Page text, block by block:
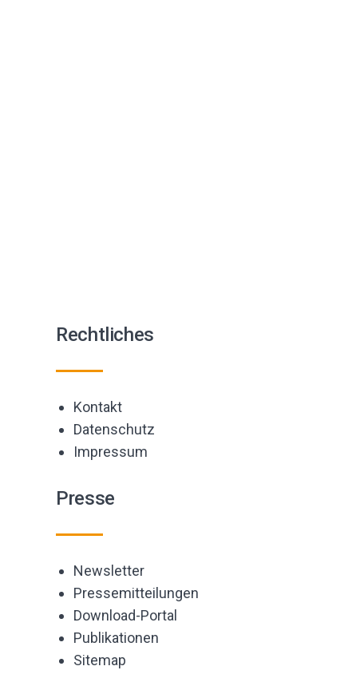
Rechtliches
Kontakt
Datenschutz
Impressum
Presse
Newsletter
Pressemitteilungen
Download-Portal
Publikationen
Sitemap